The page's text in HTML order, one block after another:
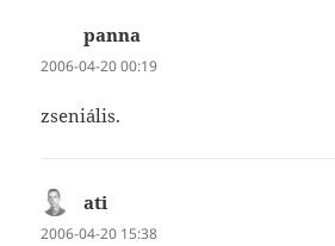
panna
2006-04-20 00:19
zseniális.
ati
2006-04-20 15:38